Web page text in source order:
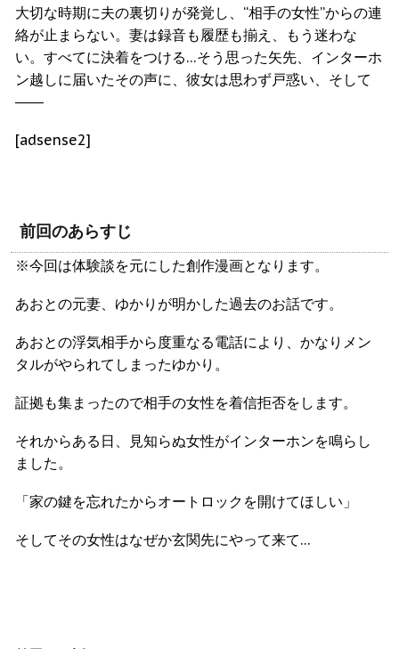
大切な時期に夫の裏切りが発覚し、“相手の女性”からの連
絡が止まらない。妻は録音も履歴も揃え、もう迷わな
い。すべてに決着をつける…そう思った矢先、インターホ
ン越しに届いたその声に、彼女は思わず戸惑い、そして
――
[adsense2]
前回のあらすじ
※今回は体験談を元にした創作漫画となります。
あおとの元妻、ゆかりが明かした過去のお話です。
あおとの浮気相手から度重なる電話により、かなりメン
タルがやられてしまったゆかり。
証拠も集まったので相手の女性を着信拒否をします。
それからある日、見知らぬ女性がインターホンを鳴らし
ました。
「家の鍵を忘れたからオートロックを開けてほしい」
そしてその女性はなぜか玄関先にやって来て…